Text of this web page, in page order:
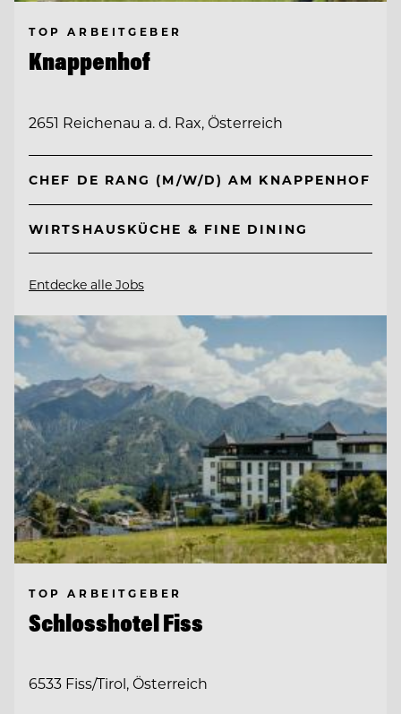
TOP ARBEITGEBER
Knappenhof
2651 Reichenau a. d. Rax, Österreich
CHEF DE RANG (M/W/D) AM KNAPPENHOF
WIRTSHAUSKÜCHE & FINE DINING
Entdecke alle Jobs
TOP ARBEITGEBER
Schlosshotel Fiss
6533 Fiss/Tirol, Österreich